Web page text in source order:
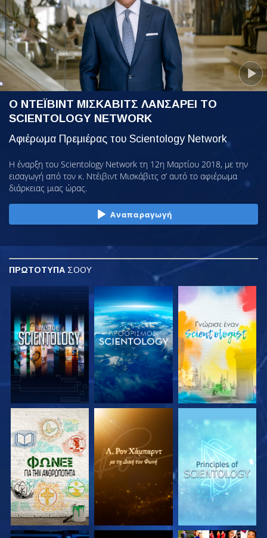
Ο ΝΤΕΪΒΙΝΤ ΜΙΣΚΑΒΙΤΣ ΛΑΝΣΑΡΕΙ ΤΟ
SCIENTOLOGY NETWORK
Αφιέρωμα Πρεμιέρας του Scientology Network
Η έναρξη του Scientology Network τη 12η Μαρτίου 2018, με την
εισαγωγή από τον κ. Ντέιβιντ Μισκάβιτς σ’ αυτό το αφιέρωμα
διάρκειας μιας ώρας.
Αναπαραγωγή
ΠΡΩΤΟΤΥΠΑ ΣΟΟΥ
ΕΞΕΡΕΥΝΗΣΤΕ ΤΗ
ΣΕΙΡΑ
ΕΞΕΡΕΥΝΗΣΤΕ ΤΗ
ΣΕΙΡΑ
ΕΞΕΡΕΥΝΗΣΤΕ ΤΗ
ΣΕΙΡΑ